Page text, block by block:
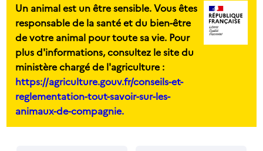
Un animal est un être sensible. Vous êtes
responsable de la santé et du bien-être
de votre animal pour toute sa vie. Pour
plus d'informations, consultez le site du
ministère chargé de l'agriculture :
https://agriculture.gouv.fr/conseils-et-
reglementation-tout-savoir-sur-les-
animaux-de-compagnie.